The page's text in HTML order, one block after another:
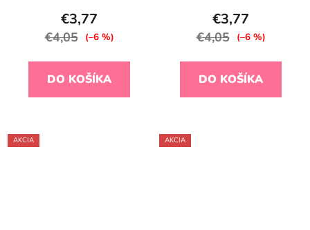
€3,77
€4,05 (–6 %)
DO KOŠÍKA
€3,77
€4,05 (–6 %)
DO KOŠÍKA
AKCIA AKCIA